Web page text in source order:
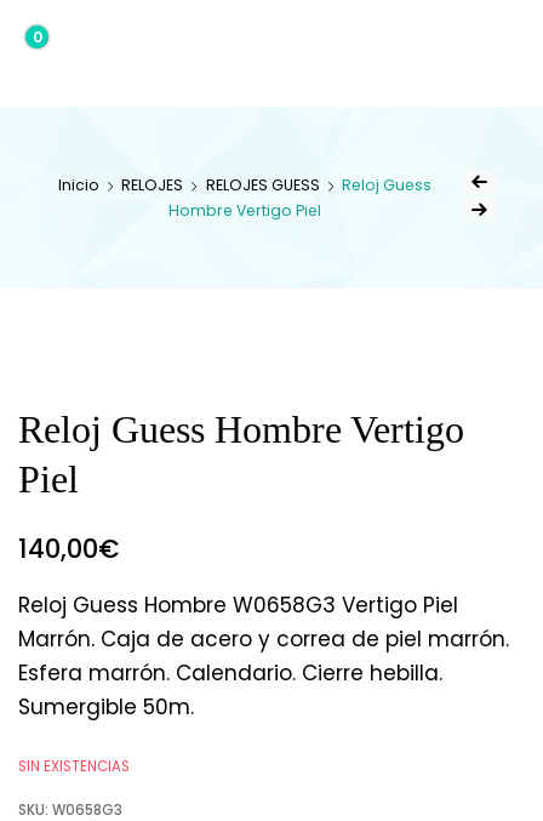
0,00€
0
Inicio RELOJES RELOJES GUESS
Reloj Guess
Hombre Vertigo Piel
Reloj Guess Hombre Vertigo
Piel
140,00€
Reloj Guess Hombre W0658G3 Vertigo Piel
Marrón. Caja de acero y correa de piel marrón.
Esfera marrón. Calendario. Cierre hebilla.
Sumergible 50m.
SIN EXISTENCIAS
SKU: W0658G3